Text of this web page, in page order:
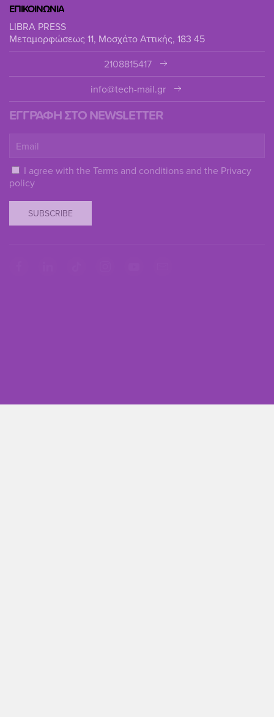
ΕΠΙΚΟΙΝΩΝΙΑ
LIBRA PRESS
Μεταμορφώσεως 11, Μοσχάτο Αττικής, 183 45
2108815417
info@tech-mail.gr
ΕΓΓΡΑΦΗ ΣΤΟ NEWSLETTER
I agree with the Terms and conditions and the Privacy
policy
SUBSCRIBE